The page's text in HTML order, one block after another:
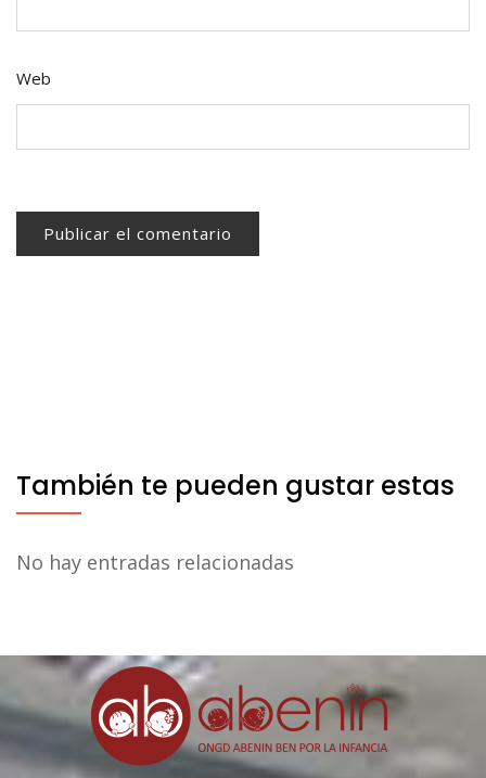
Web
También te pueden gustar estas
No hay entradas relacionadas